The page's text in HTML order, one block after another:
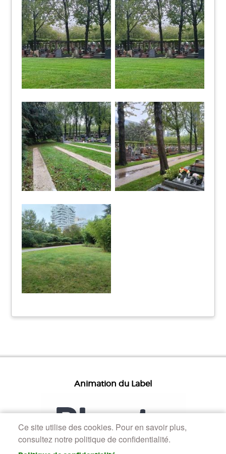
Animation du Label
Ce site utilise des cookies. Pour en savoir plus,
consultez notre politique de confidentialité.